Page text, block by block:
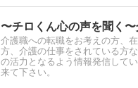
〜チロくん心の声を聞く
介護職への転職をお考えの方、
方、介護の仕事をされている方
の活力となるよう情報発信して
来て下さい。